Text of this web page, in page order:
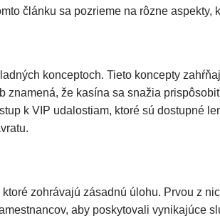
článku sa pozrieme na rôzne aspekty,
konceptoch. Tieto koncepty
že kasína sa snažia
k VIP udalostiam, ktoré sú dostupné
zohrávajú zásadnú úlohu. Prvou z
aby poskytovali vynikajúce